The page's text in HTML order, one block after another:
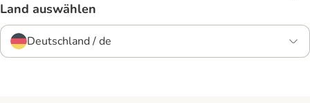
Land auswählen
Deutschland / de